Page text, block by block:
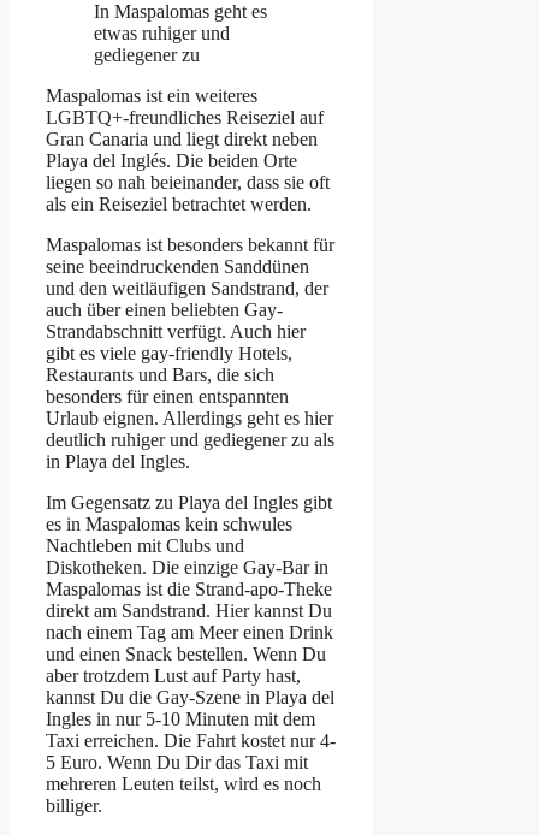
In Maspalomas geht es
etwas ruhiger und
gediegener zu
Maspalomas ist ein weiteres
LGBTQ+-freundliches Reiseziel auf
Gran Canaria und liegt direkt neben
Playa del Inglés. Die beiden Orte
liegen so nah beieinander, dass sie oft
als ein Reiseziel betrachtet werden.
Maspalomas ist besonders bekannt für
seine beeindruckenden Sanddünen
und den weitläufigen Sandstrand, der
auch über einen beliebten Gay-
Strandabschnitt verfügt. Auch hier
gibt es viele gay-friendly Hotels,
Restaurants und Bars, die sich
besonders für einen entspannten
Urlaub eignen. Allerdings geht es hier
deutlich ruhiger und gediegener zu als
in Playa del Ingles.
Im Gegensatz zu Playa del Ingles gibt
es in Maspalomas kein schwules
Nachtleben mit Clubs und
Diskotheken. Die einzige Gay-Bar in
Maspalomas ist die Strand-apo-Theke
direkt am Sandstrand. Hier kannst Du
nach einem Tag am Meer einen Drink
und einen Snack bestellen. Wenn Du
aber trotzdem Lust auf Party hast,
kannst Du die Gay-Szene in Playa del
Ingles in nur 5-10 Minuten mit dem
Taxi erreichen. Die Fahrt kostet nur 4-
5 Euro. Wenn Du Dir das Taxi mit
mehreren Leuten teilst, wird es noch
billiger.